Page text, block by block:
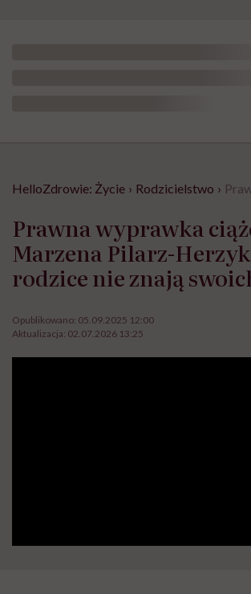
HelloZdrowie: Życie › Rodzicielstwo ›
Prawna wyprawka
Marzena Pilarz-
rodzice nie znają
Opublikowano: 05.09.2025 12:00
Aktualizacja: 02.07.2026 13:25